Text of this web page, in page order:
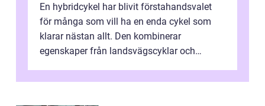
En hybridcykel har blivit förstahandsvalet
för många som vill ha en enda cykel som
klarar nästan allt. Den kombinerar
egenskaper från landsvägscyklar och